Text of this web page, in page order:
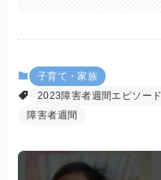
子育て・家族
2023障害者週間エピソード
障害者週間